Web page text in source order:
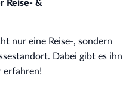
Reise- &
nur eine Reise-, sondern
Dabei gibt es ihn
erfahren!